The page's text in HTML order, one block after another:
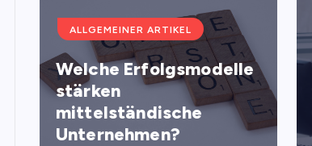
ALLGEMEINER ARTIKEL
Welche Erfolgsmodelle
stärken
mittelständische
Unternehmen?